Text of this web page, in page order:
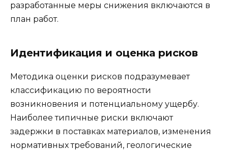
разработанные меры снижения включаются в
план работ.
Идентификация и оценка рисков
Методика оценки рисков подразумевает
классификацию по вероятности
возникновения и потенциальному ущербу.
Наиболее типичные риски включают
задержки в поставках материалов, изменения
нормативных требований, геологические